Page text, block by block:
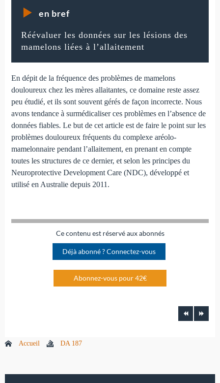
en bref
Réévaluer les données sur les lésions des
mamelons liées à l’allaitement
En dépit de la fréquence des problèmes de mamelons
douloureux chez les mères allaitantes, ce domaine reste assez
peu étudié, et ils sont souvent gérés de façon incorrecte. Nous
avons tendance à surmédicaliser ces problèmes en l’absence de
données fiables. Le but de cet article est de faire le point sur les
problèmes douloureux fréquents du complexe aréolo-
mamelonnaire pendant l’allaitement, en prenant en compte
toutes les structures de ce dernier, et selon les principes du
Neuroprotective Development Care (NDC), développé et
utilisé en Australie depuis 2011.
Ce contenu est réservé aux abonnés
Déjà abonné ? Connectez-vous
Abonnez-vous pour 42€
Accueil DA 187